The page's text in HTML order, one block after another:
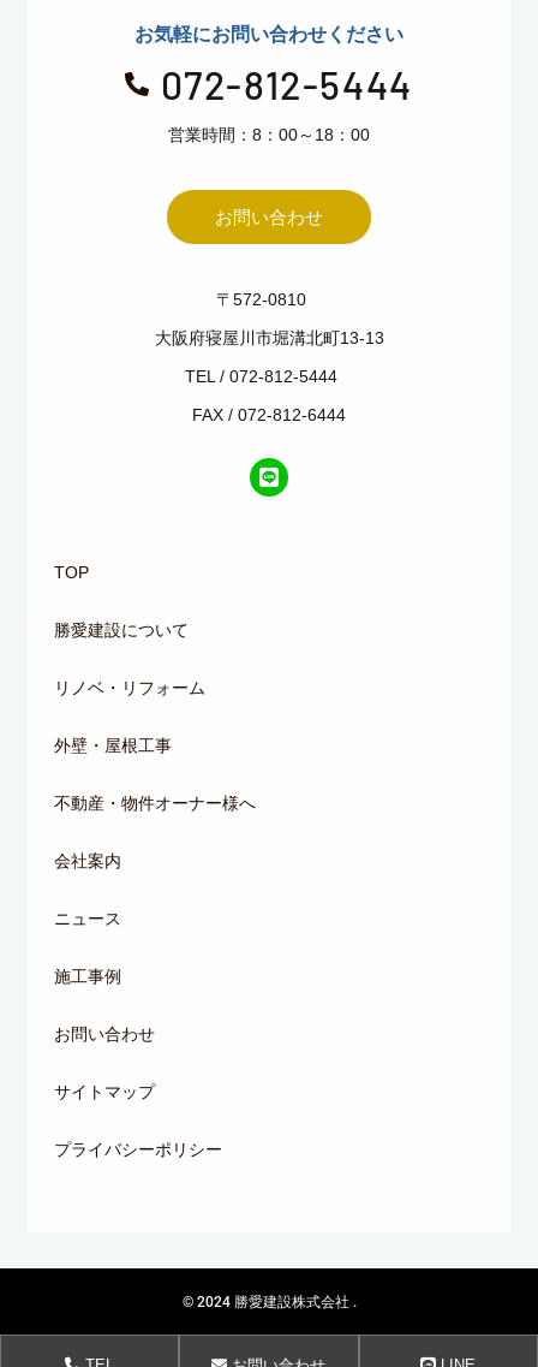
お気軽にお問い合わせください
 072-812-5444
営業時間：8：00～18：00
お問い合わせ
〒572-0810
大阪府寝屋川市堀溝北町13-13
TEL / 072-812-5444
FAX / 072-812-6444
TOP
勝愛建設について
リノベ・リフォーム
外壁・屋根工事
不動産・物件オーナー様へ
会社案内
ニュース
施工事例
お問い合わせ
サイトマップ
プライバシーポリシー
© 2024 勝愛建設株式会社 .